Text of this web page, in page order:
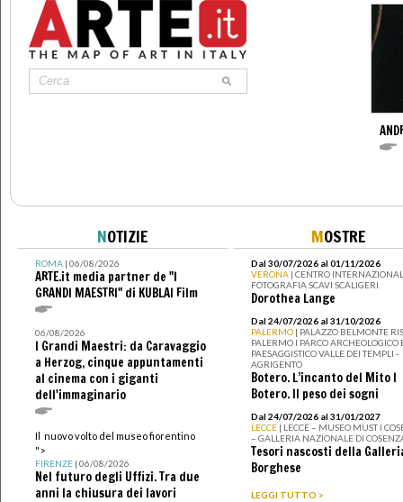
NOTIZIE
ROMA| 06/08/2026
ARTE.it media partner de "I
GRANDI MAESTRI" di KUBLAI Film
06/08/2026
I Grandi Maestri: da Caravaggio
a Herzog, cinque appuntamenti
al cinema con i giganti
dell'immaginario
Il nuovo volto del museo fiorentino
">
FIRENZE| 06/08/2026
Nel futuro degli Uffizi. Tra due
anni la chiusura dei lavori
MOSTRE
Dal 30/07/2026 al 01/11/2026
VERONA | CENTRO
FOTOGRAFIA SCAVI SCALIGERI
Dorothea Lange
Dal 24/07/2026 al 31/10/2026
PALERMO | PALAZZO BELMONTE
PALERMO I PARCO ARCHEOLOGICO
PAESAGGISTICO VALLE DEI TEMPLI -
AGRIGENTO
Botero. L’incanto del Mito I
Botero. Il peso dei sogni
Dal 24/07/2026 al 31/01/2027
LECCE | LECCE – MUSEO MUST I
– GALLERIA NAZIONALE DI
Tesori nascosti della
Borghese
LEGGI TUTTO >